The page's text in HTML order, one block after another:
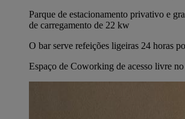
Parque de estacionamento privativo e
de carregamento de 22 kw
O bar serve refeições ligeiras 24 horas
Espaço de Coworking de acesso livre